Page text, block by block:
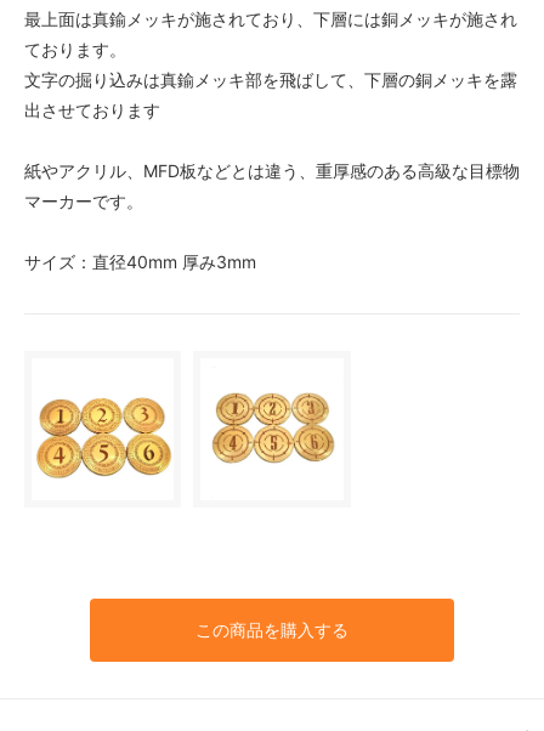
最上面は真鍮メッキが施されており、下層には銅メッキが施され
ております。
文字の掘り込みは真鍮メッキ部を飛ばして、下層の銅メッキを露
出させております
紙やアクリル、MFD板などとは違う、重厚感のある高級な目標物
マーカーです。
サイズ：直径40mm 厚み3mm
この商品を購入する